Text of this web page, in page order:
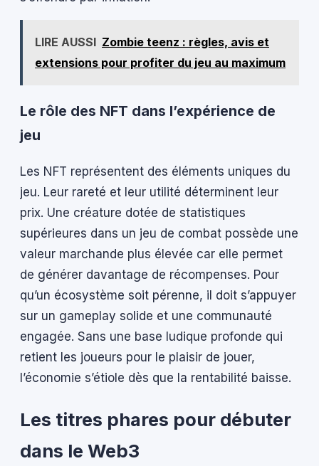
LIRE AUSSI Zombie teenz : règles, avis et
extensions pour profiter du jeu au maximum
Le rôle des NFT dans l’expérience de
jeu
Les NFT représentent des éléments uniques du
jeu. Leur rareté et leur utilité déterminent leur
prix. Une créature dotée de statistiques
supérieures dans un jeu de combat possède une
valeur marchande plus élevée car elle permet
de générer davantage de récompenses. Pour
qu’un écosystème soit pérenne, il doit s’appuyer
sur un gameplay solide et une communauté
engagée. Sans une base ludique profonde qui
retient les joueurs pour le plaisir de jouer,
l’économie s’étiole dès que la rentabilité baisse.
Les titres phares pour débuter
dans le Web3